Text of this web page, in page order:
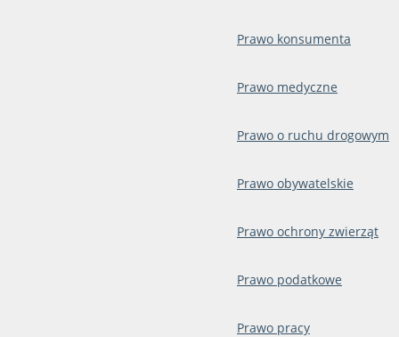
Prawo konsumenta
Prawo medyczne
Prawo o ruchu drogowym
Prawo obywatelskie
Prawo ochrony zwierząt
Prawo podatkowe
Prawo pracy